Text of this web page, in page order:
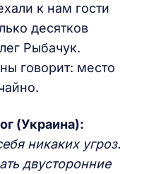
к нам гости
десятков
Рыбачук.
говорит: место
(Украина):
никаких угроз.
двусторонние